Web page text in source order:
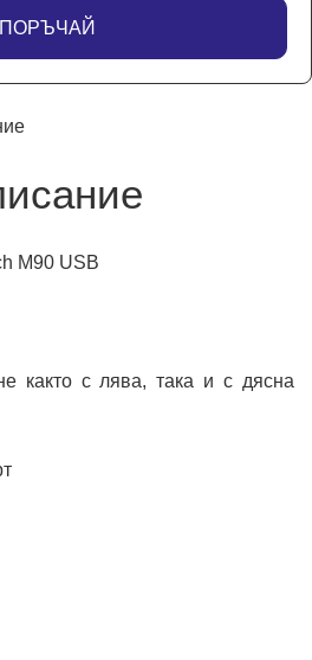
ПОРЪЧАЙ
M90 USB
както с лява, така и с дясна